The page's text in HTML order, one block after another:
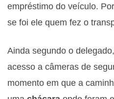
empréstimo do veículo.
se foi ele quem fez o
Ainda segundo o
acesso a câmeras de
momento em que a